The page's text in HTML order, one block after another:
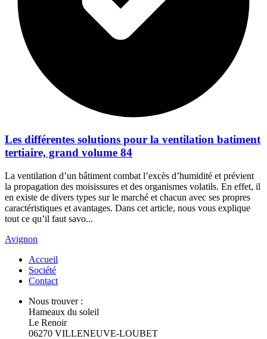
Les différentes solutions pour la ventilation batiment
tertiaire, grand volume 84
La ventilation d’un bâtiment combat l’excès d’humidité et prévient
la propagation des moisissures et des organismes volatils. En effet, il
en existe de divers types sur le marché et chacun avec ses propres
caractéristiques et avantages. Dans cet article, nous vous explique
tout ce qu’il faut savo...
Avignon
Accueil
Société
Contact
Nous trouver :
Hameaux du soleil
Le Renoir
06270 VILLENEUVE-LOUBET